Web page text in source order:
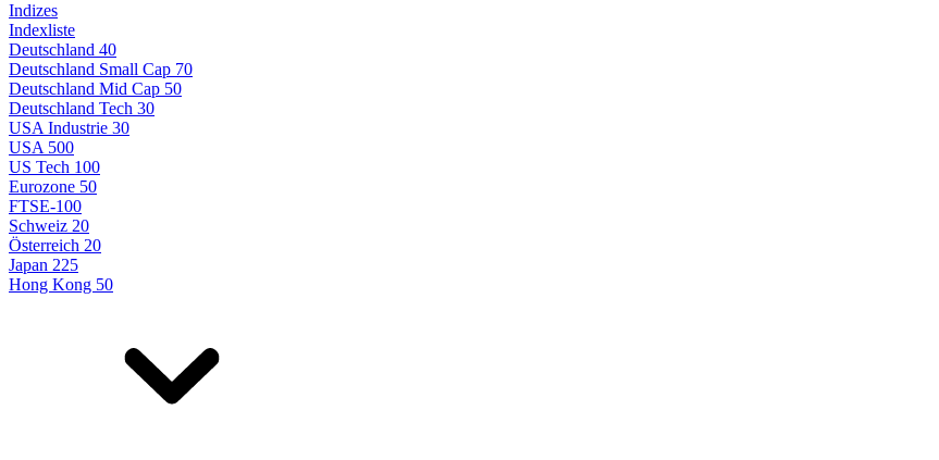
Indizes
Indexliste
Deutschland 40
Deutschland Small Cap 70
Deutschland Mid Cap 50
Deutschland Tech 30
USA Industrie 30
USA 500
US Tech 100
Eurozone 50
FTSE-100
Schweiz 20
Österreich 20
Japan 225
Hong Kong 50